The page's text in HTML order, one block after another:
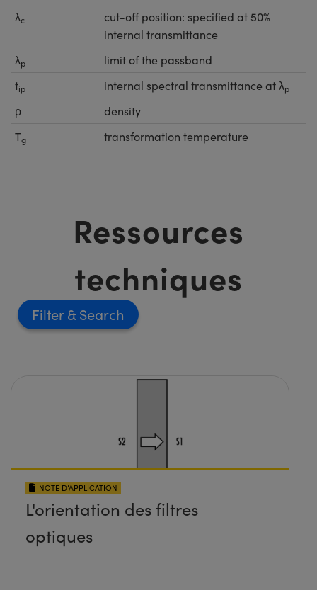
λc
cut-off position: specified at 50%
internal transmittance
λp
limit of the passband
tip internal spectral transmittance at λp
ρ
density
Tg transformation temperature
Ressources
techniques
Filter
NOTE D’APPLICATION
L'orientation des filtres
optiques